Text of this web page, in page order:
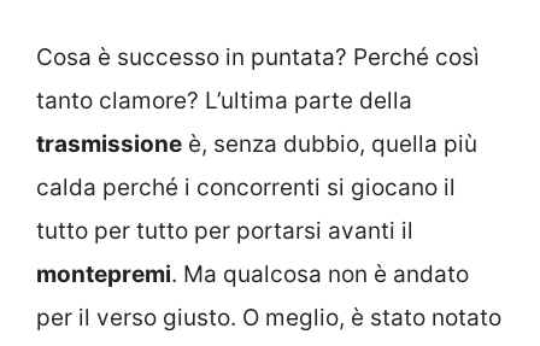
Cosa è successo in puntata? Perché così
tanto clamore? L’ultima parte della
trasmissione è, senza dubbio, quella più
calda perché i concorrenti si giocano il
tutto per tutto per portarsi avanti il
montepremi. Ma qualcosa non è andato
per il verso giusto. O meglio, è stato notato